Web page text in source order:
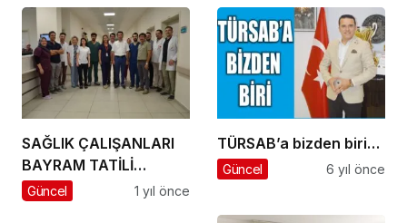
SAĞLIK ÇALIŞANLARI
BAYRAM TATİLİ
ÖNCESİNDE BİR ARAYA
Güncel 1 yıl önce
TÜRSAB’a bizden biri…
Güncel 6 yıl önce